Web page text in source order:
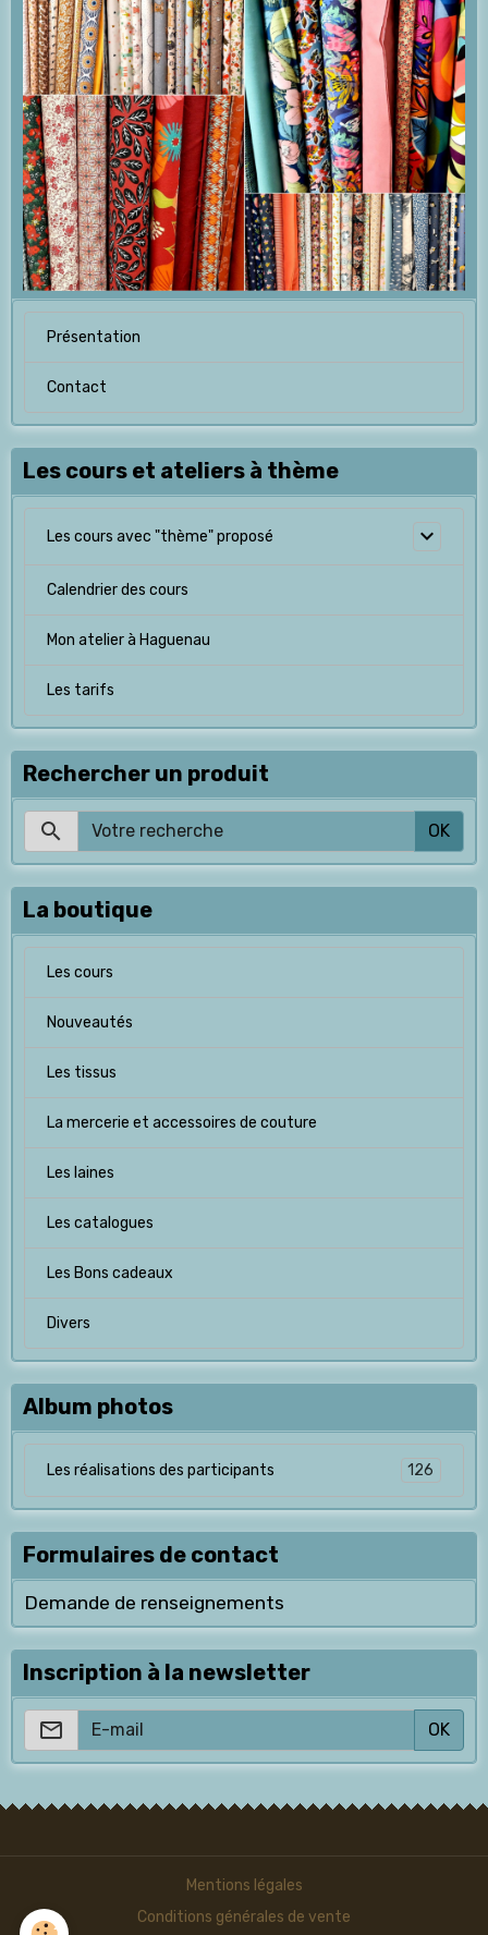
Présentation
Contact
Les cours et ateliers à thème
Les cours avec "thème" proposé
Calendrier des cours
Mon atelier à Haguenau
Les tarifs
Rechercher un produit
OK
La boutique
Les cours
Nouveautés
Les tissus
La mercerie et accessoires de couture
Les laines
Les catalogues
Les Bons cadeaux
Divers
Album photos
Les réalisations des participants 126
Formulaires de contact
Demande de renseignements
Inscription à la newsletter
OK
Mentions légales
Conditions générales de vente